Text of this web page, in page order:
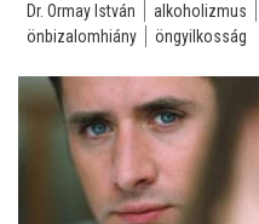
Dr. Ormay István
alkoholizmus
önbizalomhiány
öngyilkosság